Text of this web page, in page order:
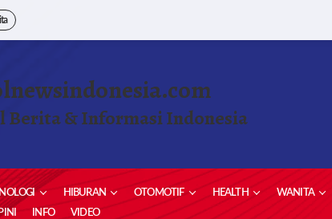
Berita & Informasi Indonesia
HIBURAN OTOMOTIF HEALTH WANITA
INFO VIDEO